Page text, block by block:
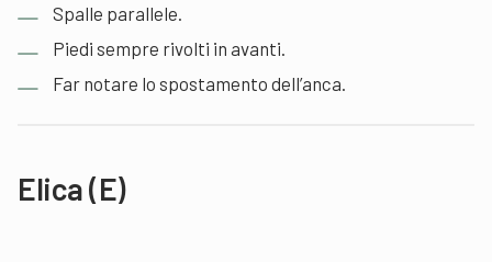
Spalle parallele.
Piedi sempre rivolti in avanti.
Far notare lo spostamento dell’anca.
Elica(E)